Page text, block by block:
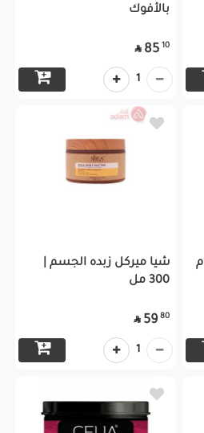
بالأفوك
10
85

1
شيا ميركل زبده الجسم |
300 مل
80
59

1